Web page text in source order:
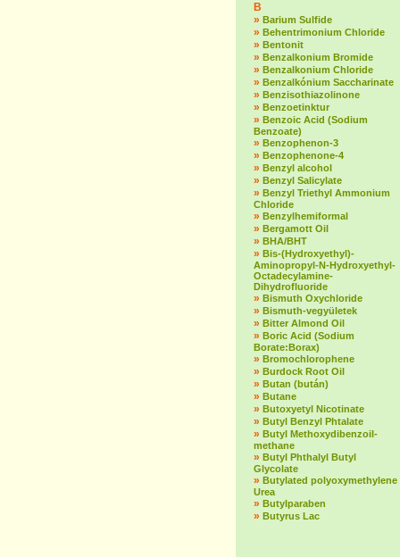
B
» Barium Sulfide
» Behentrimonium Chloride
» Bentonit
» Benzalkonium Bromide
» Benzalkonium Chloride
» Benzalkónium Saccharinate
» Benzisothiazolinone
» Benzoetinktur
» Benzoic Acid (Sodium
Benzoate)
» Benzophenon-3
» Benzophenone-4
» Benzyl alcohol
» Benzyl Salicylate
» Benzyl Triethyl Ammonium
Chloride
» Benzylhemiformal
» Bergamott Oil
» BHA/BHT
» Bis-(Hydroxyethyl)-
Aminopropyl-N-Hydroxyethyl-
Octadecylamine-
Dihydrofluoride
» Bismuth Oxychloride
» Bismuth-vegyületek
» Bitter Almond Oil
» Boric Acid (Sodium
Borate:Borax)
» Bromochlorophene
» Burdock Root Oil
» Butan (bután)
» Butane
» Butoxyetyl Nicotinate
» Butyl Benzyl Phtalate
» Butyl Methoxydibenzoil-
methane
» Butyl Phthalyl Butyl
Glycolate
» Butylated polyoxymethylene
Urea
» Butylparaben
» Butyrus Lac